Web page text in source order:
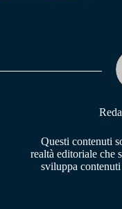
pp m
Questi contenuti
realtà editoriale che
sviluppa